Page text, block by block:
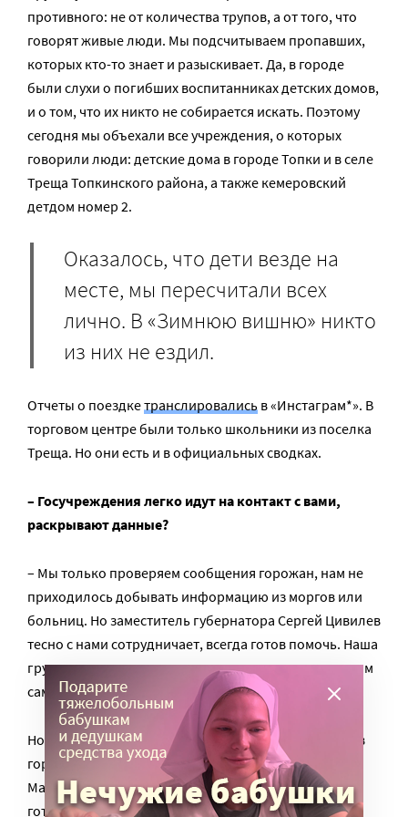
противного: не от количества трупов, а от того, что
говорят живые люди. Мы подсчитываем пропавших,
которых кто-то знает и разыскивает. Да, в городе
были слухи о погибших воспитанниках детских домов,
и о том, что их никто не собирается искать. Поэтому
сегодня мы объехали все учреждения, о которых
говорили люди: детские дома в городе Топки и в селе
Треща Топкинского района, а также кемеровский
детдом номер 2.
Оказалось, что дети везде на
месте, мы пересчитали всех
лично. В «Зимнюю вишню» никто
из них не ездил.
Отчеты о поездкетранслировались в «Инстаграм*». В
торговом центре были только школьники из поселка
Треща. Но они есть и в официальных сводках.
– Госучреждения легко идут на контакт с вами,
раскрывают данные?
– Мы только проверяем сообщения горожан, нам не
приходилось добывать информацию из моргов или
больниц. Но заместитель губернатора Сергей Цивилев
тесно с нами сотрудничает, всегда готов помочь. Наша
группа и появилась потому, что он предложил людям
самим проверить данные о жертвах.
Но не только он оказывает нам содействие. Сейчас в
городе находится врач и телеведущая Елена
Малышева (уроженка Кемерова – Прим. ред.). Она с
готовностью откликнулась на нашу просьбу